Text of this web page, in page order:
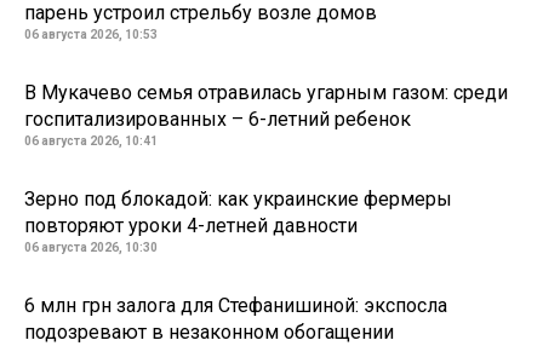
парень устроил стрельбу возле домов
06 августа 2026, 10:53
В Мукачево семья отравилась угарным газом: среди
госпитализированных – 6-летний ребенок
06 августа 2026, 10:41
Зерно под блокадой: как украинские фермеры
повторяют уроки 4-летней давности
06 августа 2026, 10:30
6 млн грн залога для Стефанишиной: экспосла
подозревают в незаконном обогащении